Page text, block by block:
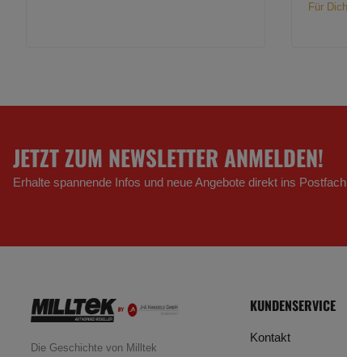
Für
JETZT ZUM NEWSLETTER ANMELDEN!
Erhalte spannende Infos und neue Angebote direkt ins Postfach
Die Geschichte von Milltek
KUNDENSERVICE
Kontakt